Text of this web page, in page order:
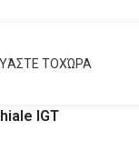
ΤΟΧΏΡΑ
IGT